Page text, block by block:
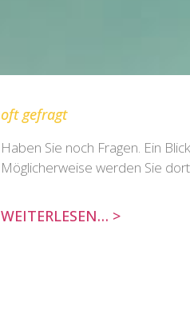
oft gefragt
Haben Sie noch Fragen. Ein
Möglicherweise werden Sie
WEITERLESEN… >